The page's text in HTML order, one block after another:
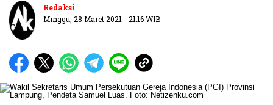
Redaksi
Minggu, 28 Maret 2021 - 21:16 WIB